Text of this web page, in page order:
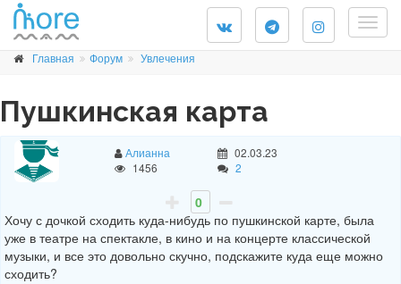
Главная Форум Увлечения
Пушкинская карта
Алианна
02.03.23
1456
2
0
Хочу с дочкой сходить куда-нибудь по пушкинской карте, была
уже в театре на спектакле, в кино и на концерте классической
музыки, и все это довольно скучно, подскажите куда еще можно
сходить?